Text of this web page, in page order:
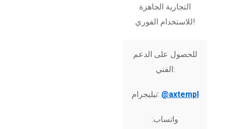
التجارية الجاهزة
للاستخدام الفوري!
للحصول على الدعم
الفني:
تيليجرام: @axtempl
واتساب: